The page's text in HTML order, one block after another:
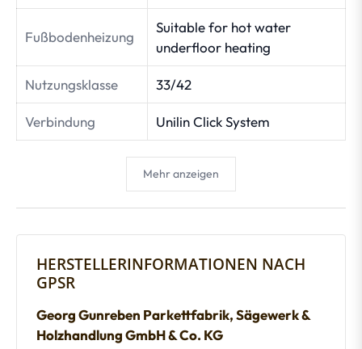
Fußbodenheizung
Suitable for hot water
underfloor heating
Nutzungsklasse 33/42
Verbindung Unilin Click System
Mehr anzeigen
HERSTELLERINFORMATIONEN NACH
GPSR
Georg Gunreben Parkettfabrik, Sägewerk &
Holzhandlung GmbH & Co. KG